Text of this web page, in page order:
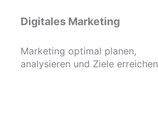
Digitales Marketing
Marketing optimal planen,
analysieren und Ziele erreichen